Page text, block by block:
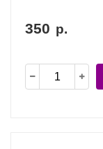
350 р.